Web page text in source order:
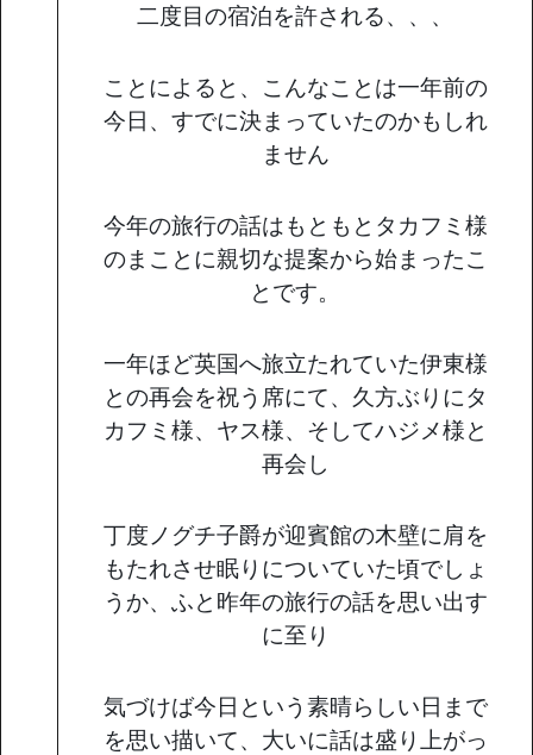
二度目の宿泊を許される、、、
ことによると、こんなことは一年前の
今日、すでに決まっていたのかもしれ
ません
今年の旅行の話はもともとタカフミ様
のまことに親切な提案から始まったこ
とです。
一年ほど英国へ旅立たれていた伊東様
との再会を祝う席にて、久方ぶりにタ
カフミ様、ヤス様、そしてハジメ様と
再会し
丁度ノグチ子爵が迎賓館の木壁に肩を
もたれさせ眠りについていた頃でしょ
うか、ふと昨年の旅行の話を思い出す
に至り
気づけば今日という素晴らしい日まで
を思い描いて、大いに話は盛り上がっ